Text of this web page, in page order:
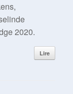
2020.
Lire